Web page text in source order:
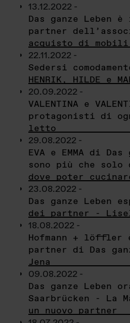
13.12.2022 -
Das ganze Leben
partner
acquisto di mobili
22.11.2022 -
Sedersi
HENRIK, HILDE e
20.09.2022 -
VALENTINA e
protagonisti di
letto
29.08.2022 -
EVA e EMMA di Das
sono più che solo
dove poter
23.08.2022 -
Das ganze Leben
dei partner -
18.08.2022 -
Hofmann + löffler
partner di Das
Jena
09.08.2022 -
Das ganze Leben
Saarbrücken - La
un nuovo partner